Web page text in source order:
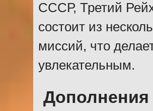
СССР, Третий
состоит из
миссий, что
увлекательным.
Дополнения